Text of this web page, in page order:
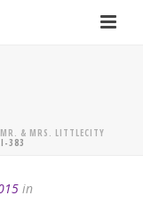
& MRS. LITTLECITY
383
in